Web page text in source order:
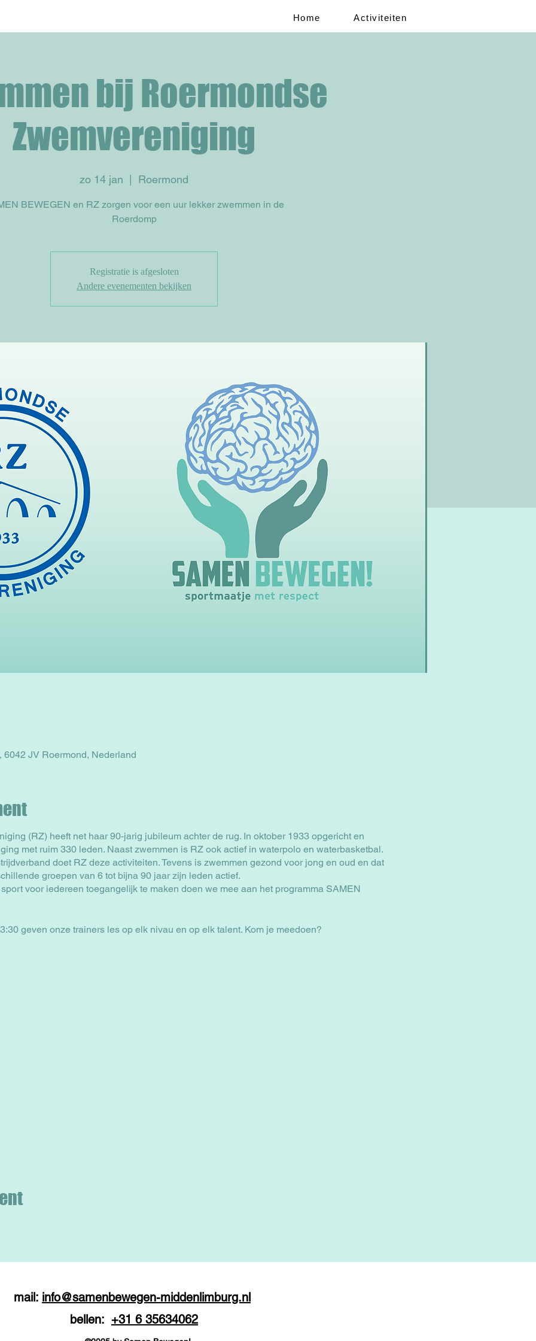
Home Activiteiten
bij Roermondse
Zwemvereniging
zo 14 jan Roermond
BEWEGEN en RZ zorgen voor een uur lekker zwemmen in de
Roerdomp
Registratie is afgesloten
Andere evenementen bekijken
JV Roermond, Nederland
(RZ) heeft net haar 90-jarig jubileum achter de rug. In oktober 1933 opgericht en
met ruim 330 leden. Naast zwemmen is RZ ook actief in waterpolo en waterbasketbal.
doet RZ deze activiteiten. Tevens is zwemmen gezond voor jong en oud en dat
groepen van 6 tot bijna 90 jaar zijn leden actief.
voor iedereen toegangelijk te maken doen we mee aan het programma SAMEN
geven onze trainers les op elk nivau en op elk talent. Kom je meedoen?
mail: info@samenbewegen-middenlimburg.nl
bellen: +31 6 35634062